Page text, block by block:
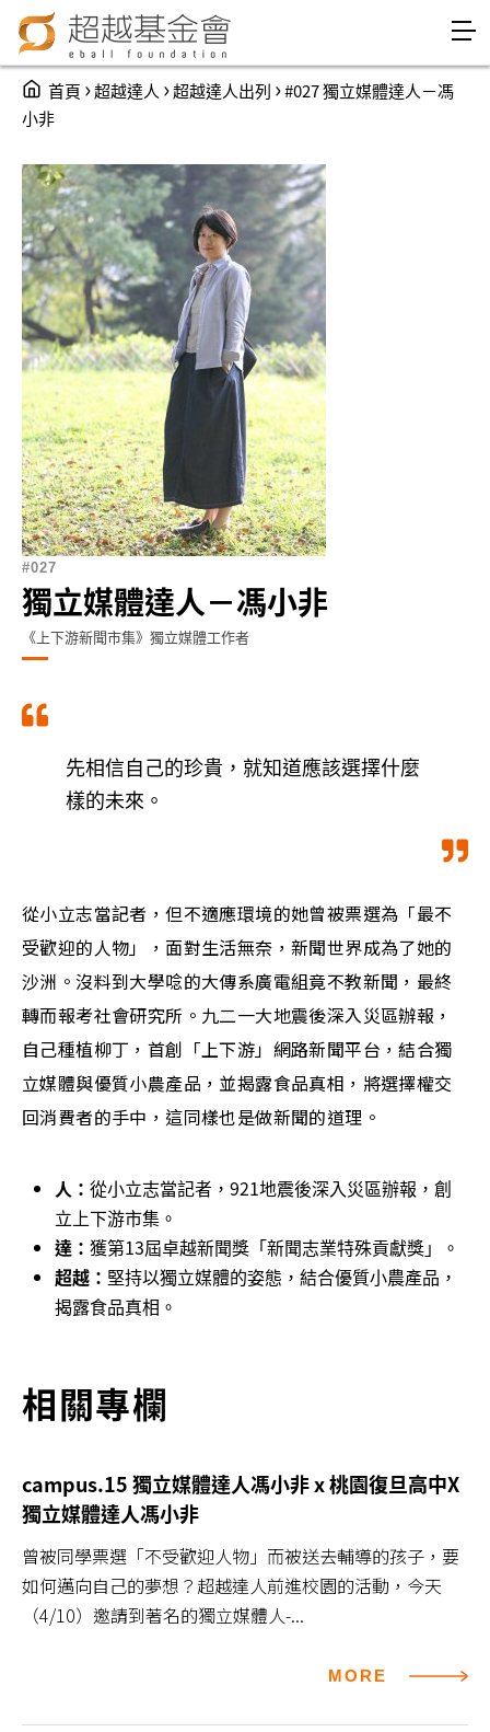
Jump to Navigation
Jump to Main content
You are here
首頁 ›超越達人 ›超越達人出列 ›#027 獨立媒體達人－馮
小非
027
獨立媒體達人－馮小非
《上下游新聞市集》獨立媒體工作者
先相信自己的珍貴，就知道應該選擇什麼
樣的未來。
從小立志當記者，但不適應環境的她曾被票選為「最不
受歡迎的人物」，面對生活無奈，新聞世界成為了她的
沙洲。沒料到大學唸的大傳系廣電組竟不教新聞，最終
轉而報考社會研究所。九二一大地震後深入災區辦報，
自己種植柳丁，首創「上下游」網路新聞平台，結合獨
立媒體與優質小農產品，並揭露食品真相，將選擇權交
回消費者的手中，這同樣也是做新聞的道理。
人： 從小立志當記者，921地震後深入災區辦報，創
立上下游市集。
達： 獲第13屆卓越新聞獎「新聞志業特殊貢獻獎」。
超越： 堅持以獨立媒體的姿態，結合優質小農產品，
揭露食品真相。
相關專欄
campus.15 獨立媒體達人馮小非 x 桃園復旦高中X
獨立媒體達人馮小非
曾被同學票選「不受歡迎人物」而被送去輔導的孩子，要
如何邁向自己的夢想？超越達人前進校園的活動，今天
（4/10）邀請到著名的獨立媒體人-...
MORE